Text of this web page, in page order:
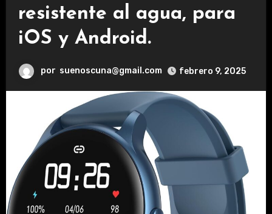
resistente al agua, para
iOS y Android.
por suenoscuna@gmail.com febrero 9, 2025